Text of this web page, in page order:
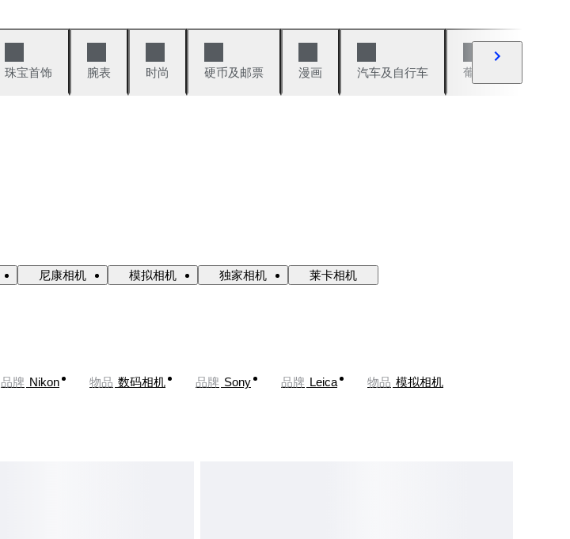
珠宝首饰 腕表 时尚 硬币及邮票 漫画 汽车及自行车 葡萄酒及烈性酒
尼康相机 模拟相机 独家相机 莱卡相机
品牌 Nikon 物品 数码相机 品牌 Sony 品牌 Leica 物品 模拟相机